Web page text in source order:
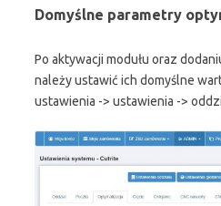
Domyślne parametry
Po aktywacji modułu oraz
należy ustawić ich domyślne
ustawienia -> ustawienia ->